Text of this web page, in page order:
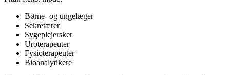
Børne- og ungelæger
Sekretærer
Sygeplejersker
Uroterapeuter
Fysioterapeuter
Bioanalytikere